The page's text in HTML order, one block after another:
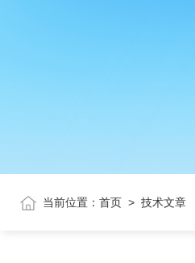
当前位置： 首页 > 技术文章